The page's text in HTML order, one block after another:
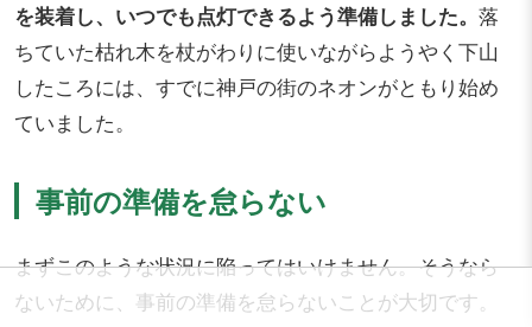
を装着し、いつでも点灯できるよう準備しました。 落
ちていた枯れ木を杖がわりに使いながらようやく下山
したころには、すでに神戸の街のネオンがともり始め
ていました。
事前の準備を怠らない
まずこのような状況に陥ってはいけません。そうなら
ないために、事前の準備を怠らないことが大切です。